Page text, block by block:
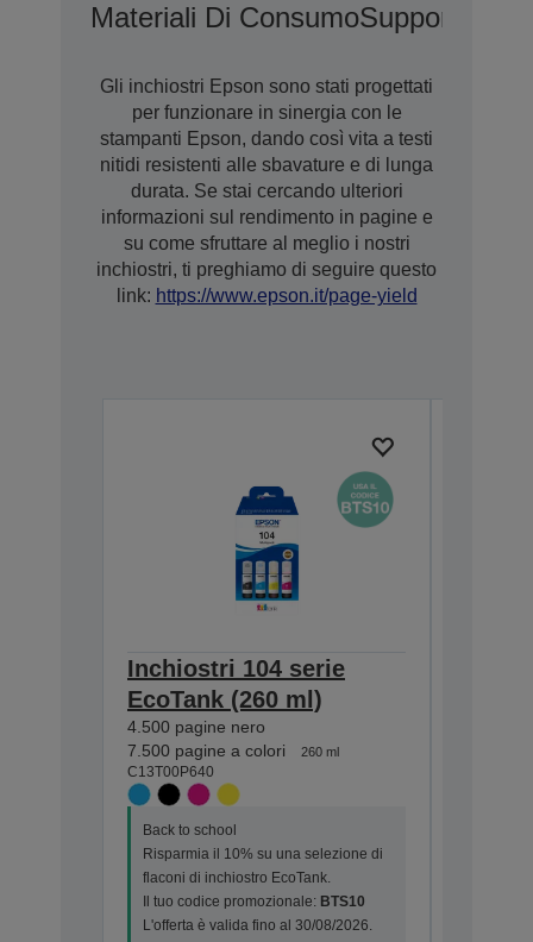
Materiali Di ConsumoSupporti
Gli inchiostri Epson sono stati progettati
per funzionare in sinergia con le
stampanti Epson, dando così vita a testi
nitidi resistenti alle sbavature e di lunga
durata. Se stai cercando ulteriori
informazioni sul rendimento in pagine e
su come sfruttare al meglio i nostri
inchiostri, ti preghiamo di seguire questo
link: https://www.epson.it/page-yield
Inchiostri 104 serie
EcoTank (260 ml)
4.500 pagine nero
7.500 pagine a colori
260 ml
C13T00P640
Back to school
Risparmia il 10% su una selezione di
flaconi di inchiostro EcoTank.
Il tuo codice promozionale: BTS10
L'offerta è valida fino al 30/08/2026.